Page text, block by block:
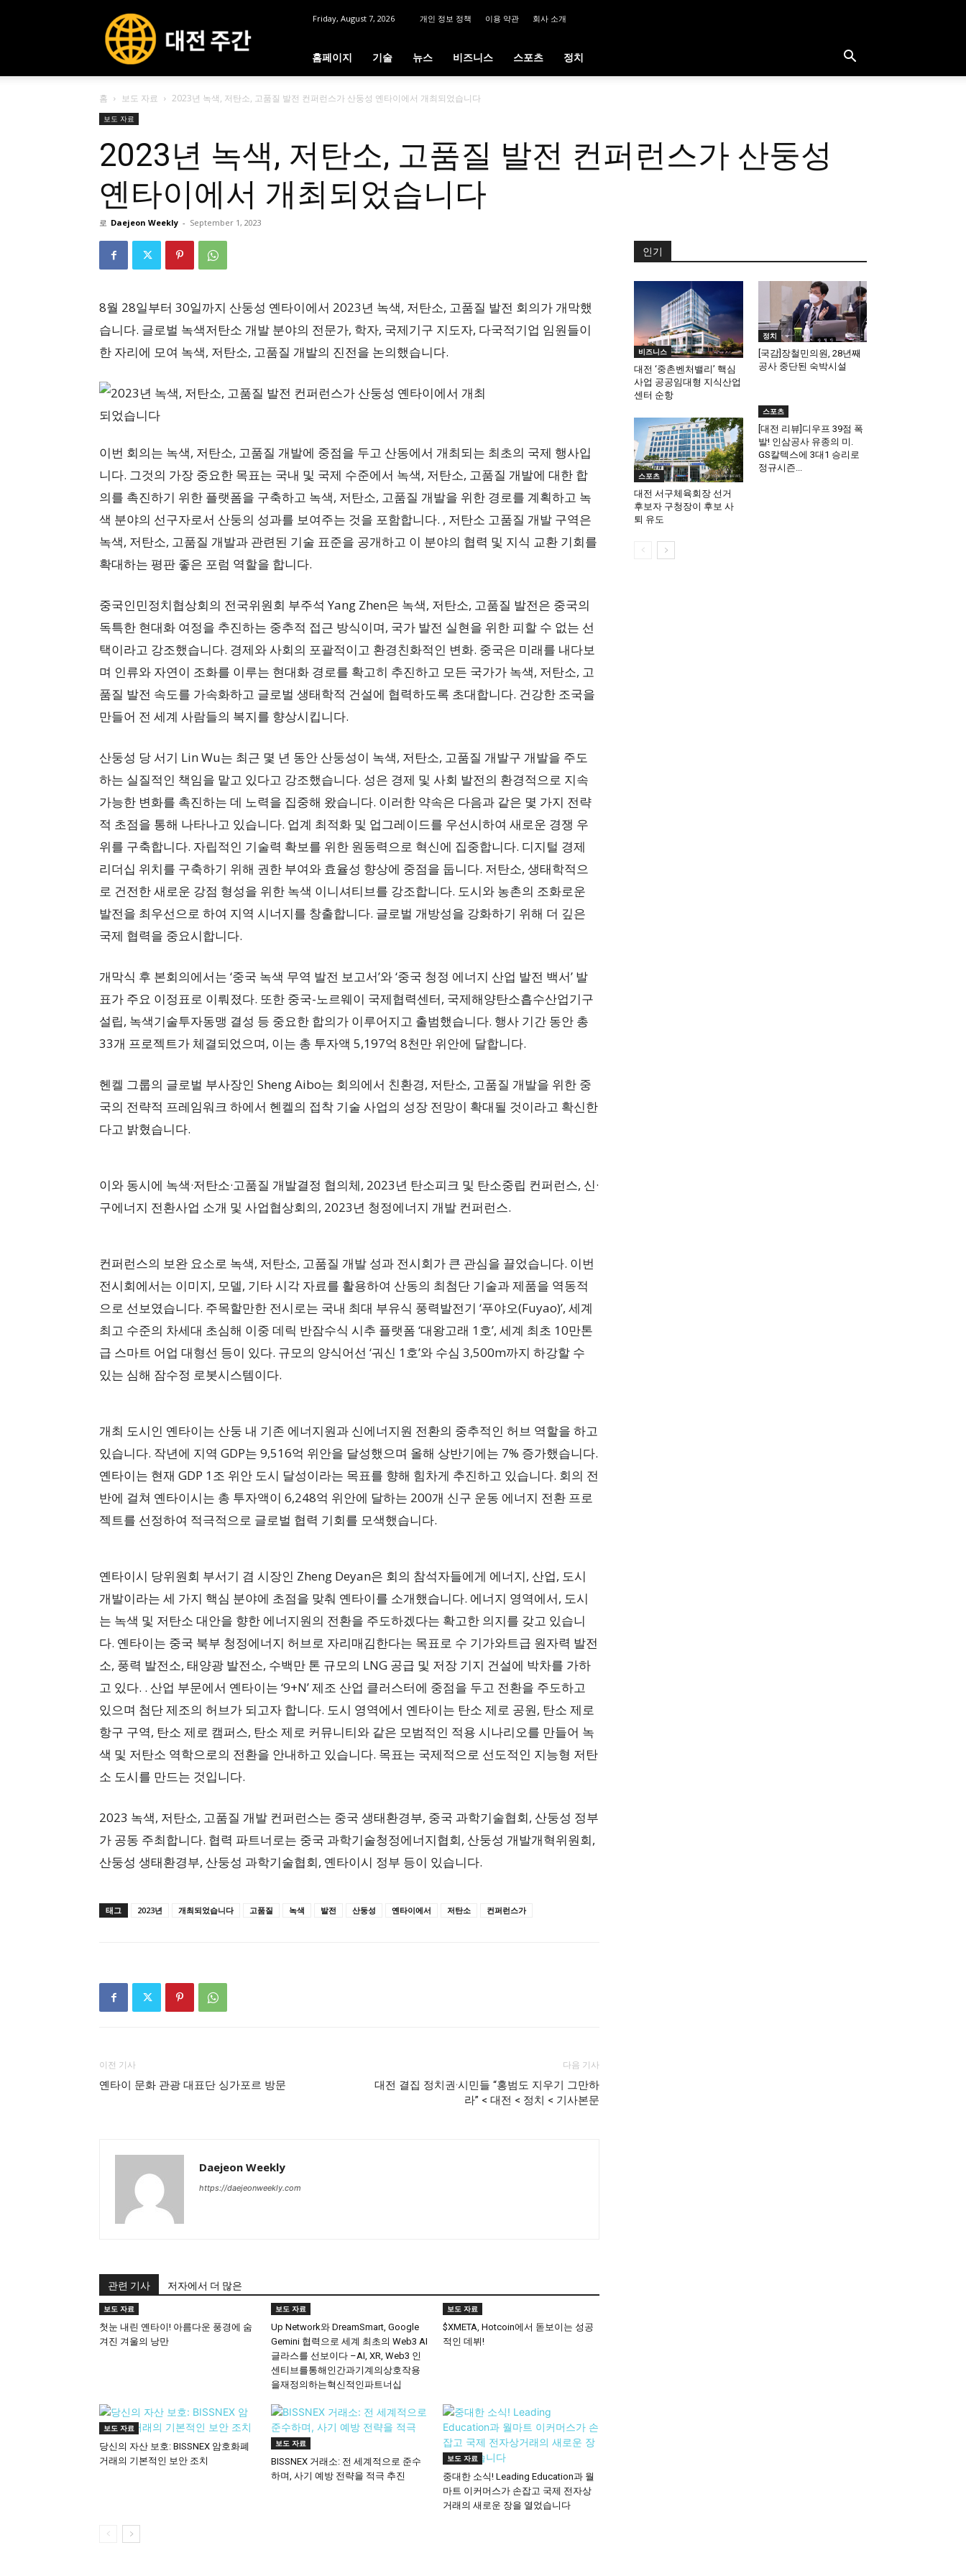
전
주
Friday, August 7, 2026 개인 정보 정책 이용 약관 회사 소개
홈페이지 기술 뉴스 비즈니스 스포츠 정치
홈 보도 자료 2023년 녹색, 저탄소, 고품질 발전 컨퍼런스가 산둥성 옌타이에서 개최되었습니다
보도 자료
2023년 녹색, 저탄소, 고품질 발전 컨퍼런스가 산둥성
옌타이에서 개최되었습니다
로 Daejeon Weekly - September 1, 2023
8월 28일부터 30일까지 산둥성 옌타이에서 2023년 녹색, 저탄소, 고품질 발전 회의가 개막했
습니다. 글로벌 녹색저탄소 개발 분야의 전문가, 학자, 국제기구 지도자, 다국적기업 임원들이
한 자리에 모여 녹색, 저탄소, 고품질 개발의 진전을 논의했습니다.
이번 회의는 녹색, 저탄소, 고품질 개발에 중점을 두고 산동에서 개최되는 최초의 국제 행사입
니다. 그것의 가장 중요한 목표는 국내 및 국제 수준에서 녹색, 저탄소, 고품질 개발에 대한 합
의를 촉진하기 위한 플랫폼을 구축하고 녹색, 저탄소, 고품질 개발을 위한 경로를 계획하고 녹
색 분야의 선구자로서 산둥의 성과를 보여주는 것을 포함합니다. , 저탄소 고품질 개발 구역은
녹색, 저탄소, 고품질 개발과 관련된 기술 표준을 공개하고 이 분야의 협력 및 지식 교환 기회를
확대하는 평판 좋은 포럼 역할을 합니다.
중국인민정치협상회의 전국위원회 부주석 Yang Zhen은 녹색, 저탄소, 고품질 발전은 중국의
독특한 현대화 여정을 추진하는 중추적 접근 방식이며, 국가 발전 실현을 위한 피할 수 없는 선
택이라고 강조했습니다. 경제와 사회의 포괄적이고 환경친화적인 변화. 중국은 미래를 내다보
며 인류와 자연이 조화를 이루는 현대화 경로를 확고히 추진하고 모든 국가가 녹색, 저탄소, 고
품질 발전 속도를 가속화하고 글로벌 생태학적 건설에 협력하도록 초대합니다. 건강한 조국을
만들어 전 세계 사람들의 복지를 향상시킵니다.
산둥성 당 서기 Lin Wu는 최근 몇 년 동안 산둥성이 녹색, 저탄소, 고품질 개발구 개발을 주도
하는 실질적인 책임을 맡고 있다고 강조했습니다. 성은 경제 및 사회 발전의 환경적으로 지속
가능한 변화를 촉진하는 데 노력을 집중해 왔습니다. 이러한 약속은 다음과 같은 몇 가지 전략
적 초점을 통해 나타나고 있습니다. 업계 최적화 및 업그레이드를 우선시하여 새로운 경쟁 우
위를 구축합니다. 자립적인 기술력 확보를 위한 원동력으로 혁신에 집중합니다. 디지털 경제
리더십 위치를 구축하기 위해 권한 부여와 효율성 향상에 중점을 둡니다. 저탄소, 생태학적으
로 건전한 새로운 강점 형성을 위한 녹색 이니셔티브를 강조합니다. 도시와 농촌의 조화로운
발전을 최우선으로 하여 지역 시너지를 창출합니다. 글로벌 개방성을 강화하기 위해 더 깊은
국제 협력을 중요시합니다.
개막식 후 본회의에서는 ‘중국 녹색 무역 발전 보고서’와 ‘중국 청정 에너지 산업 발전 백서’ 발
표가 주요 이정표로 이뤄졌다. 또한 중국-노르웨이 국제협력센터, 국제해양탄소흡수산업기구
설립, 녹색기술투자동맹 결성 등 중요한 합의가 이루어지고 출범했습니다. 행사 기간 동안 총
33개 프로젝트가 체결되었으며, 이는 총 투자액 5,197억 8천만 위안에 달합니다.
헨켈 그룹의 글로벌 부사장인 Sheng Aibo는 회의에서 친환경, 저탄소, 고품질 개발을 위한 중
국의 전략적 프레임워크 하에서 헨켈의 접착 기술 사업의 성장 전망이 확대될 것이라고 확신한
다고 밝혔습니다.
이와 동시에 녹색·저탄소·고품질 개발결정 협의체, 2023년 탄소피크 및 탄소중립 컨퍼런스, 신·
구에너지 전환사업 소개 및 사업협상회의, 2023년 청정에너지 개발 컨퍼런스.
컨퍼런스의 보완 요소로 녹색, 저탄소, 고품질 개발 성과 전시회가 큰 관심을 끌었습니다. 이번
전시회에서는 이미지, 모델, 기타 시각 자료를 활용하여 산동의 최첨단 기술과 제품을 역동적
으로 선보였습니다. 주목할만한 전시로는 국내 최대 부유식 풍력발전기 ‘푸야오(Fuyao)’, 세계
최고 수준의 차세대 초심해 이중 데릭 반잠수식 시추 플랫폼 ‘대왕고래 1호’, 세계 최초 10만톤
급 스마트 어업 대형선 등이 있다. 규모의 양식어선 ‘궈신 1호’와 수심 3,500m까지 하강할 수
있는 심해 잠수정 로봇시스템이다.
개최 도시인 옌타이는 산둥 내 기존 에너지원과 신에너지원 전환의 중추적인 허브 역할을 하고
있습니다. 작년에 지역 GDP는 9,516억 위안을 달성했으며 올해 상반기에는 7% 증가했습니다.
옌타이는 현재 GDP 1조 위안 도시 달성이라는 목표를 향해 힘차게 추진하고 있습니다. 회의 전
반에 걸쳐 옌타이시는 총 투자액이 6,248억 위안에 달하는 200개 신구 운동 에너지 전환 프로
젝트를 선정하여 적극적으로 글로벌 협력 기회를 모색했습니다.
옌타이시 당위원회 부서기 겸 시장인 Zheng Deyan은 회의 참석자들에게 에너지, 산업, 도시
개발이라는 세 가지 핵심 분야에 초점을 맞춰 옌타이를 소개했습니다. 에너지 영역에서, 도시
는 녹색 및 저탄소 대안을 향한 에너지원의 전환을 주도하겠다는 확고한 의지를 갖고 있습니
다. 옌타이는 중국 북부 청정에너지 허브로 자리매김한다는 목표로 수 기가와트급 원자력 발전
소, 풍력 발전소, 태양광 발전소, 수백만 톤 규모의 LNG 공급 및 저장 기지 건설에 박차를 가하
고 있다. . 산업 부문에서 옌타이는 ‘9+N’ 제조 산업 클러스터에 중점을 두고 전환을 주도하고
있으며 첨단 제조의 허브가 되고자 합니다. 도시 영역에서 옌타이는 탄소 제로 공원, 탄소 제로
항구 구역, 탄소 제로 캠퍼스, 탄소 제로 커뮤니티와 같은 모범적인 적용 시나리오를 만들어 녹
색 및 저탄소 역학으로의 전환을 안내하고 있습니다. 목표는 국제적으로 선도적인 지능형 저탄
소 도시를 만드는 것입니다.
2023 녹색, 저탄소, 고품질 개발 컨퍼런스는 중국 생태환경부, 중국 과학기술협회, 산둥성 정부
가 공동 주최합니다. 협력 파트너로는 중국 과학기술청정에너지협회, 산둥성 개발개혁위원회,
산둥성 생태환경부, 산둥성 과학기술협회, 옌타이시 정부 등이 있습니다.
태그 2023년 개최되었습니다 고품질 녹색 발전 산둥성 옌타이에서 저탄소 컨퍼런스가
이전 기사
옌타이 문화 관광 대표단 싱가포르 방문
다음 기사
대전 결집 정치권·시민들 “홍범도 지우기 그만하
라” < 대전 < 정치 < 기사본문
Daejeon Weekly
https://daejeonweekly.com
관련 기사 저자에서 더 많은
보도 자료
첫눈 내린 옌타이! 아름다운 풍경에 숨
겨진 겨울의 낭만
보도 자료
Up Network와 DreamSmart, Google
Gemini 협력으로 세계 최초의 Web3 AI
글라스를 선보이다 –AI, XR, Web3 인
센티브를통해인간과기계의상호작용
을재정의하는혁신적인파트너십
보도 자료
$XMETA, Hotcoin에서 돋보이는 성공
적인 데뷔!
보도 자료
당신의 자산 보호: BISSNEX 암호화폐
거래의 기본적인 보안 조치
보도 자료
BISSNEX 거래소: 전 세계적으로 준수
하며, 사기 예방 전략을 적극 추진
보도 자료
중대한 소식! Leading Education과 월
마트 이커머스가 손잡고 국제 전자상
거래의 새로운 장을 열었습니다
인기
비즈니스
대전 ‘중촌벤처밸리’ 핵심
사업 공공임대형 지식산업
센터 순항
정치
[국감]장철민의원, 28년째
공사 중단된 숙박시설
스포츠
대전 서구체육회장 선거
후보자 구청장이 후보 사
퇴 유도
스포츠
[대전 리뷰]디우프 39점 폭
발! 인삼공사 유종의 미.
GS칼텍스에 3대1 승리로
정규시즌...